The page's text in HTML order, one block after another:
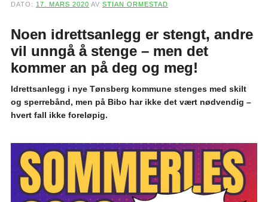
DATO: 17. MARS 2020 AV STIAN ORMESTAD
Noen idrettsanlegg er stengt, andre
vil unngå å stenge – men det
kommer an på deg og meg!
Idrettsanlegg i nye Tønsberg kommune stenges med skilt
og sperrebånd, men på Bibo har ikke det vært nødvendig –
hvert fall ikke foreløpig.